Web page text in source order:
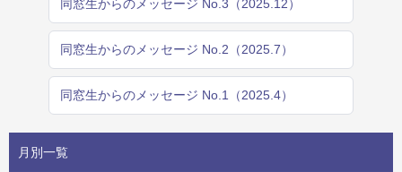
同窓生からのメッセージ No.3（2025.12）
同窓生からのメッセージ No.2（2025.7）
同窓生からのメッセージ No.1（2025.4）
月別一覧